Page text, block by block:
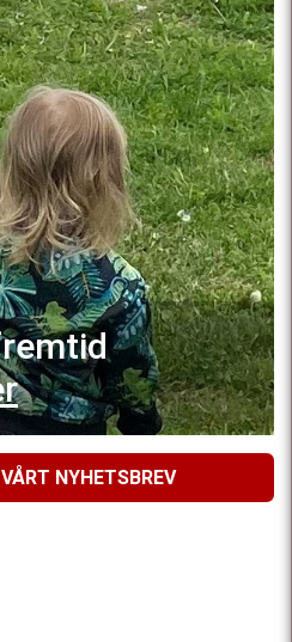
NYHETSBREV